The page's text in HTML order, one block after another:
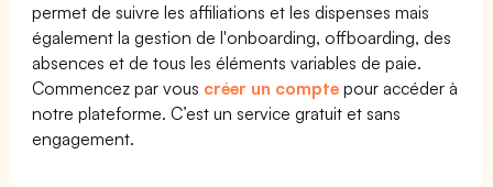
permet de suivre les affiliations et les dispenses mais
également la gestion de l'onboarding, offboarding, des
absences et de tous les éléments variables de paie.
Commencez par vous créer un compte pour accéder à
notre plateforme. C’est un service gratuit et sans
engagement.